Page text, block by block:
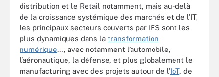
distribution et le Retail notamment, mais au-delà
de la croissance systémique des marchés et de l’IT,
les principaux secteurs couverts par IFS sont les
plus dynamiques dans la transformation
numérique…, avec notamment l’automobile,
l’aéronautique, la défense, et plus globalement le
manufacturing avec des projets autour de l’IoT, de